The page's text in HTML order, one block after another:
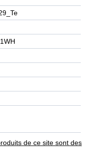
de ce site sont des